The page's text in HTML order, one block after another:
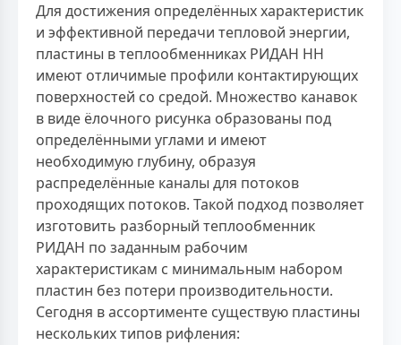
Для достижения определённых характеристик
и эффективной передачи тепловой энергии,
пластины в теплообменниках РИДАН НН
имеют отличимые профили контактирующих
поверхностей со средой. Множество канавок
в виде ёлочного рисунка образованы под
определёнными углами и имеют
необходимую глубину, образуя
распределённые каналы для потоков
проходящих потоков. Такой подход позволяет
изготовить разборный теплообменник
РИДАН по заданным рабочим
характеристикам с минимальным набором
пластин без потери производительности.
Сегодня в ассортименте существую пластины
нескольких типов рифления: